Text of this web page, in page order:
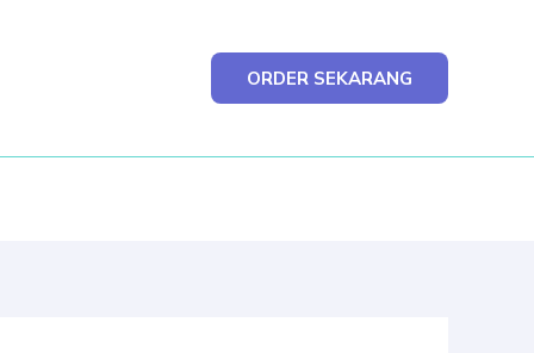
ORDER SEKARANG